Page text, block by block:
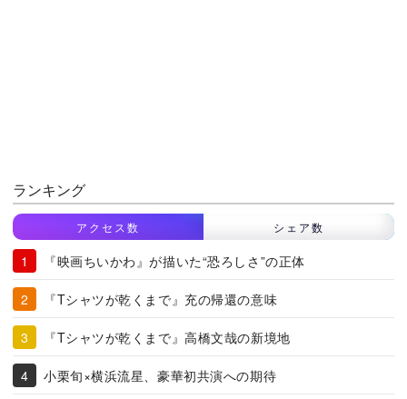
ランキング
アクセス数 シェア数
『映画ちいかわ』が描いた“恐ろしさ”の正体
『Tシャツが乾くまで』充の帰還の意味
『Tシャツが乾くまで』高橋文哉の新境地
小栗旬×横浜流星、豪華初共演への期待